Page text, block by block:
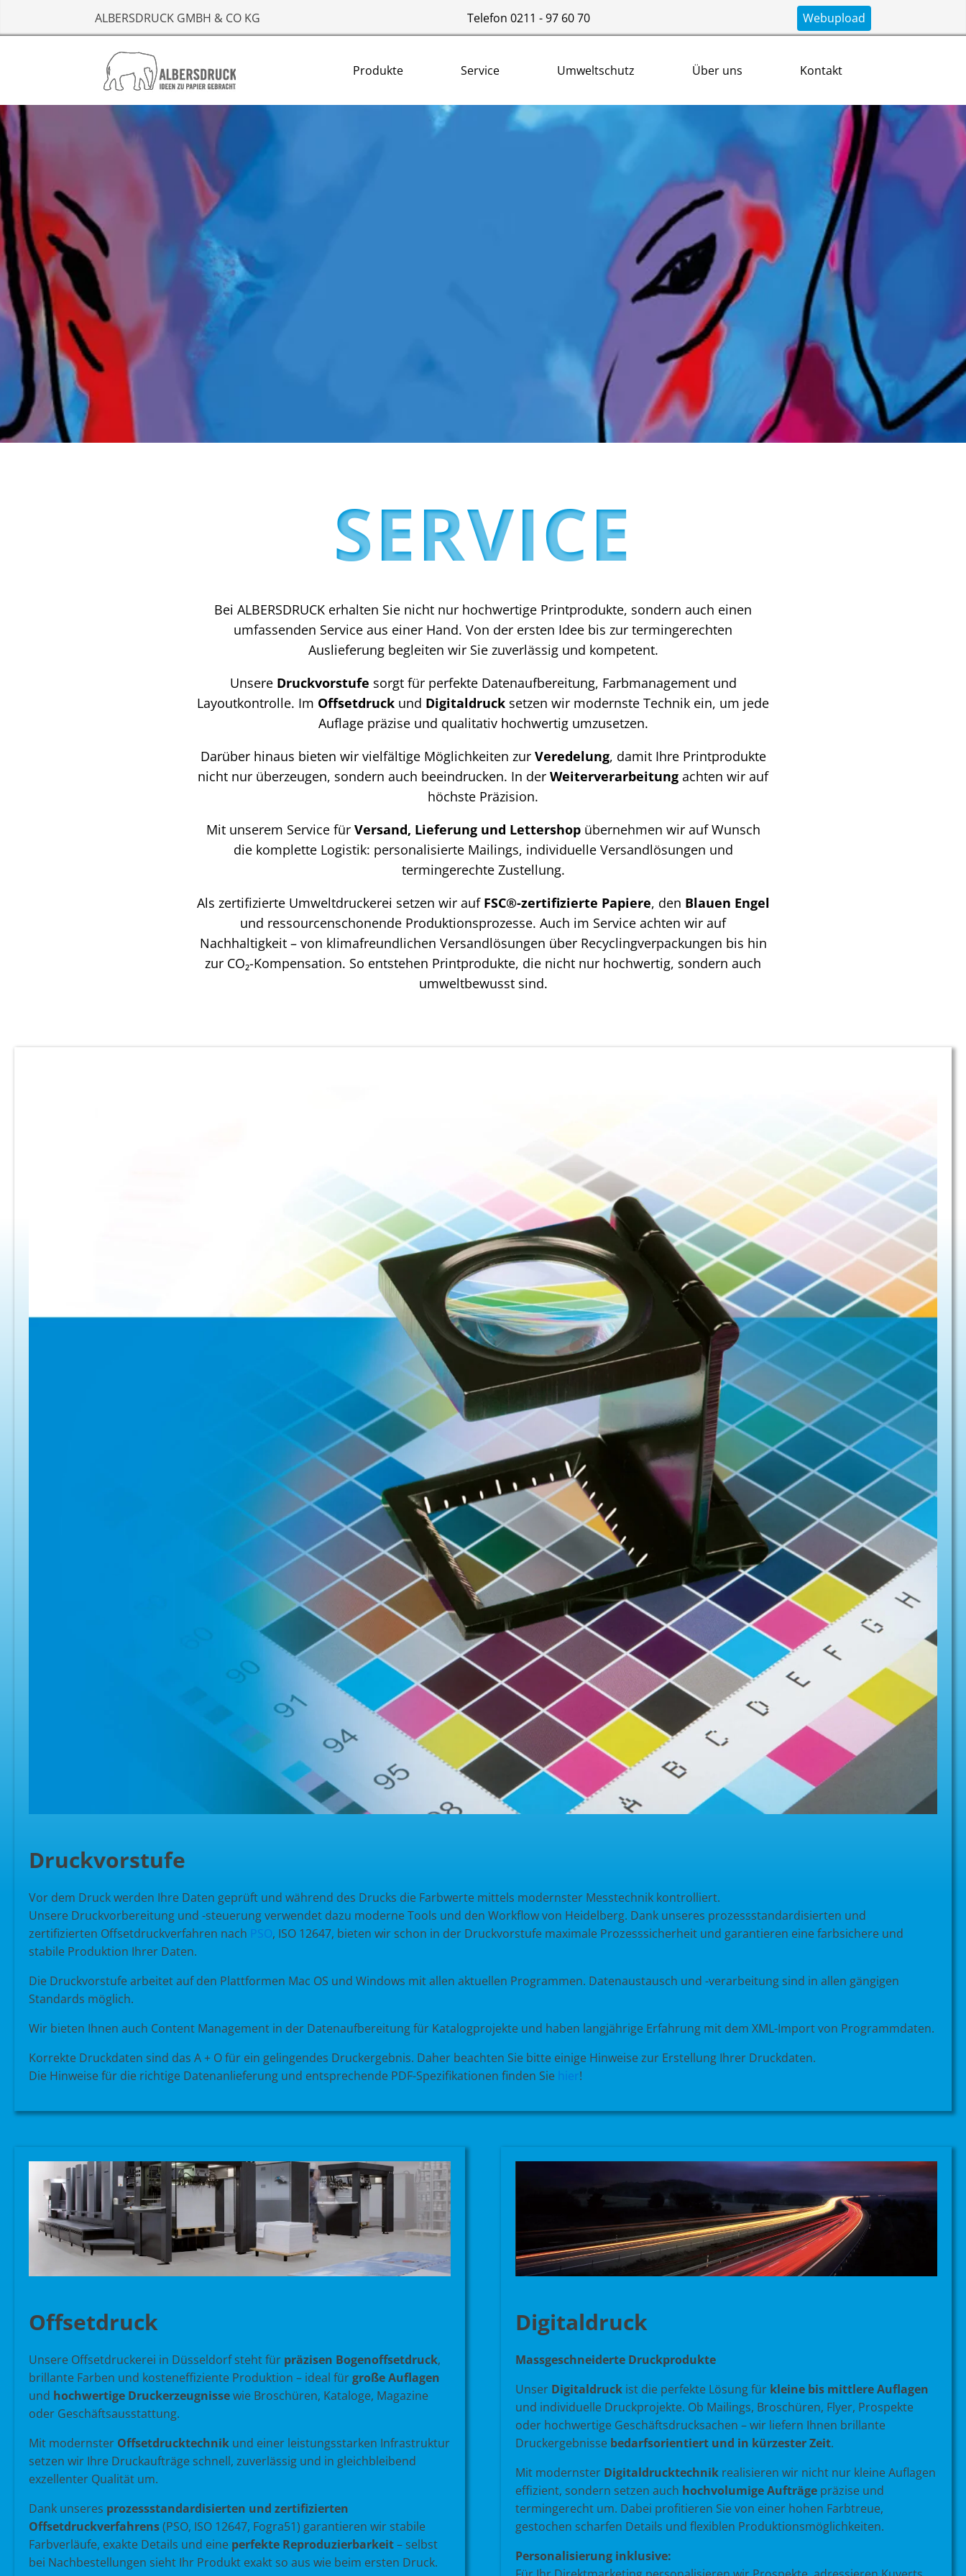
ALBERSDRUCK GMBH & CO KG Telefon 0211 - 97 60 70 Webupload
Produkte Service Umweltschutz Über uns Kontakt
SERVICE
Bei ALBERSDRUCK erhalten Sie nicht nur hochwertige Printprodukte, sondern auch einen
umfassenden Service aus einer Hand. Von der ersten Idee bis zur termingerechten
Auslieferung begleiten wir Sie zuverlässig und kompetent.
Unsere Druckvorstufe sorgt für perfekte Datenaufbereitung, Farbmanagement und
Layoutkontrolle. Im Offsetdruck und Digitaldruck setzen wir modernste Technik ein, um jede
Auflage präzise und qualitativ hochwertig umzusetzen.
Darüber hinaus bieten wir vielfältige Möglichkeiten zur Veredelung, damit Ihre Printprodukte
nicht nur überzeugen, sondern auch beeindrucken. In der Weiterverarbeitung achten wir auf
höchste Präzision.
Mit unserem Service für Versand, Lieferung und Lettershopübernehmen wir auf Wunsch
die komplette Logistik: personalisierte Mailings, individuelle Versandlösungen und
termingerechte Zustellung.
Als zertifizierte Umweltdruckerei setzen wir auf FSC®-zertifizierte Papiere, den Blauen Engel
und ressourcenschonende Produktionsprozesse. Auch im Service achten wir auf
Nachhaltigkeit – von klimafreundlichen Versandlösungen über Recyclingverpackungen bis hin
zur CO₂-Kompensation. So entstehen Printprodukte, die nicht nur hochwertig, sondern auch
umweltbewusst sind.
Druckvorstufe
Vor dem Druck werden Ihre Daten geprüft und während des Drucks die Farbwerte mittels modernster Messtechnik kontrolliert.
Unsere Druckvorbereitung und -steuerung verwendet dazu moderne Tools und den Workflow von Heidelberg. Dank unseres prozessstandardisierten und
zertifizierten Offsetdruckverfahren nach PSO, ISO 12647, bieten wir schon in der Druckvorstufe maximale Prozesssicherheit und garantieren eine farbsichere und
stabile Produktion Ihrer Daten.
Die Druckvorstufe arbeitet auf den Plattformen Mac OS und Windows mit allen aktuellen Programmen. Datenaustausch und -verarbeitung sind in allen gängigen
Standards möglich.
Wir bieten Ihnen auch Content Management in der Datenaufbereitung für Katalogprojekte und haben langjährige Erfahrung mit dem XML-Import von Programmdaten.
Korrekte Druckdaten sind das A + O für ein gelingendes Druckergebnis. Daher beachten Sie bitte einige Hinweise zur Erstellung Ihrer Druckdaten.
Die Hinweise für die richtige Datenanlieferung und entsprechende PDF-Spezifikationen finden Sie hier!
Offsetdruck
Unsere Offsetdruckerei in Düsseldorf steht für präzisen Bogenoffsetdruck,
brillante Farben und kosteneffiziente Produktion – ideal fürgroße Auflagen
und hochwertige Druckerzeugnissewie Broschüren, Kataloge, Magazine
oder Geschäftsausstattung.
Mit modernster Offsetdrucktechnik und einer leistungsstarken Infrastruktur
setzen wir Ihre Druckaufträge schnell, zuverlässig und in gleichbleibend
exzellenter Qualität um.
Dank unseres prozessstandardisierten und zertifizierten
Offsetdruckverfahrens(PSO, ISO 12647, Fogra51) garantieren wir stabile
Farbverläufe, exakte Details und eine perfekte Reproduzierbarkeit– selbst
bei Nachbestellungen sieht Ihr Produkt exakt so aus wie beim ersten Druck.
Digitaldruck
Massgeschneiderte Druckprodukte
Unser Digitaldruck ist die perfekte Lösung für kleine bis mittlere Auflagen
und individuelle Druckprojekte. Ob Mailings, Broschüren, Flyer, Prospekte
oder hochwertige Geschäftsdrucksachen – wir liefern Ihnen brillante
Druckergebnisse bedarfsorientiert und in kürzester Zeit.
Mit modernster Digitaldrucktechnik realisieren wir nicht nur kleine Auflagen
effizient, sondern setzen auch hochvolumige Aufträge präzise und
termingerecht um. Dabei profitieren Sie von einer hohen Farbtreue,
gestochen scharfen Details und flexiblen Produktionsmöglichkeiten.
Personalisierung inklusive: